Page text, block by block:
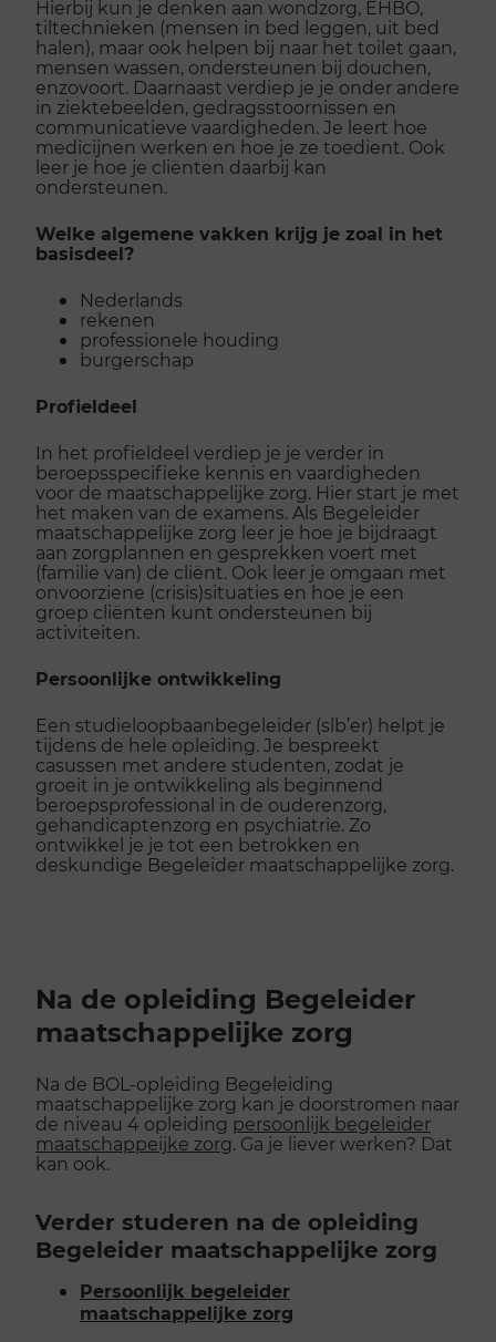
Hierbij kun je denken aan wondzorg, EHBO,
tiltechnieken (mensen in bed leggen, uit bed
halen), maar ook helpen bij naar het toilet gaan,
mensen wassen, ondersteunen bij douchen,
enzovoort. Daarnaast verdiep je je onder andere
in ziektebeelden, gedragsstoornissen en
communicatieve vaardigheden. Je leert hoe
medicijnen werken en hoe je ze toedient. Ook
leer je hoe je cliënten daarbij kan
ondersteunen.
Welke algemene vakken krijg je zoal in het
basisdeel?
Nederlands
rekenen
professionele houding
burgerschap
Profieldeel
In het profieldeel verdiep je je verder in
beroepsspecifieke kennis en vaardigheden
voor de maatschappelijke zorg. Hier start je met
het maken van de examens. Als Begeleider
maatschappelijke zorg leer je hoe je bijdraagt
aan zorgplannen en gesprekken voert met
(familie van) de cliënt. Ook leer je omgaan met
onvoorziene (crisis)situaties en hoe je een
groep cliënten kunt ondersteunen bij
activiteiten.
Persoonlijke ontwikkeling
Een studieloopbaanbegeleider (slb’er) helpt je
tijdens de hele opleiding. Je bespreekt
casussen met andere studenten, zodat je
groeit in je ontwikkeling als beginnend
beroepsprofessional in de ouderenzorg,
gehandicaptenzorg en psychiatrie. Zo
ontwikkel je je tot een betrokken en
deskundige Begeleider maatschappelijke zorg.
Na de opleiding Begeleider
maatschappelijke zorg
Na de BOL-opleiding Begeleiding
maatschappelijke zorg kan je doorstromen naar
de niveau 4 opleiding persoonlijk begeleider
maatschappeijke zorg. Ga je liever werken? Dat
kan ook.
Verder studeren na de opleiding
Begeleider maatschappelijke zorg
Persoonlijk begeleider
maatschappelijke zorg